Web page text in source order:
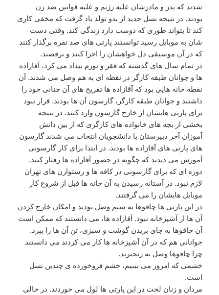
شدند که پدر و مادرشان علیه رژیم و علیه قوانین ضد زن
بودند. در نتیجه نسل جدید از بدو تولد یاد گرفت که مخفی کاری
کند تا بتواند طوری که دوست دارد زندگی کند. وقتی دست
شان به موبایل رسید توانستند پارتی های صد نفره برگذار کنند
که در آن موسیقی دل خواهشان را اجرا کنند و برقصند.
در تمام سال های گذشته که فقر و تورم بیداد می کرد، آقازاده
ها و جوانان طبقه کارگر در نقطه ای به هم وصل می شدند. آن
نقطه خانه هایی بود که آقازاده ها تفریح های آن چنانی خود را
داشتند و جوانان طبقه کارگر، گارسون آن ها بودند. قرار نبود
برای پارتی هایشان از خارج گارسون وارد کنند. در نتیجه
بخشی از بچه های خانواده های کارگری که از بین دانش
آموزان آخر دبیرستان یا دانشجویان انتخاب می شدند گارسون
های پارتی های آقازاده ها بودند. در ابتدا برای کار گارسونی
آموزش می دیدند که چگونه در حضور آقازاده ها رفتار کنند.
دوره ای که برای گارسونی در کافه ها و رستوارن های تهران
لازم نبود. در آستانه رسیدن به آن خانه ها قبل از شروع کار
موبایل هایشان را می گرفتند.
در این پارتی ها چاقوها به سیم وصل بودند و امکان خارج کردن
آن ها از آشپزخانه نبود. آقازاده ها، می دانستند که ممکن است
آن چاقوها به جای بریدن گوشت و سبزی، تن آن ها را ببرد.
جوانانی هم که در آن آشپزخانه ها کار می کردند می دانستند
چرا چاقوها وصل به زنجیرند.
خشمی که امروز می بینیم، خشم فروخورده ی چندین نسل
است.
مردان و زنان لخت در این پارتی ها لول می خوردند. در حالی